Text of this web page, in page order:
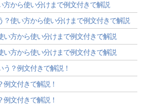
方から使い分けまで例文付きで解説
？使い方から使い分けまで例文付きで解説
い方から使い分けまで例文付きで解説
い方から使い分けまで例文付きで解説
う？例文付きで解説！
例文付きで解説！
例文付きで解説！